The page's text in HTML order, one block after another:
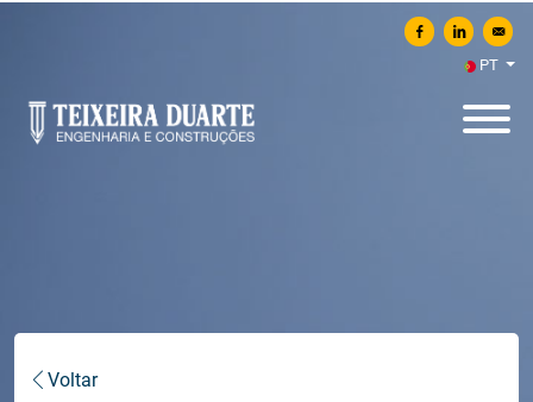
Partilhar no Facebook
Partilhar no
PT
Voltar